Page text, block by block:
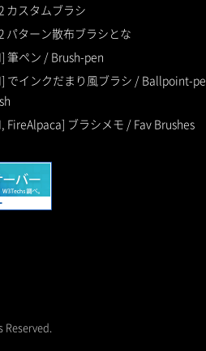
カスタムブラシ
パターン散布ブラシとな
筆ペン / Brush-pen
でインクだまり風ブラシ / Ballpoint-
FireAlpaca] ブラシメモ / Fav Brushes
Reserved.